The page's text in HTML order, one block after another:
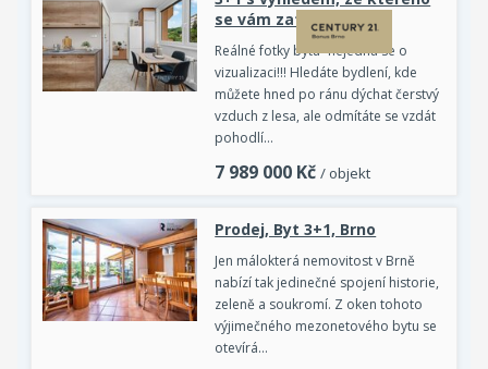
se vám zatočí hlava!
Reálné fotky bytu -nejedná se o
vizualizaci!!! Hledáte bydlení, kde
můžete hned po ránu dýchat čerstvý
vzduch z lesa, ale odmítáte se vzdát
pohodlí…
7 989 000 Kč / objekt
Prodej, Byt 3+1, Brno
Jen málokterá nemovitost v Brně
nabízí tak jedinečné spojení historie,
zeleně a soukromí. Z oken tohoto
výjimečného mezonetového bytu se
otevírá…